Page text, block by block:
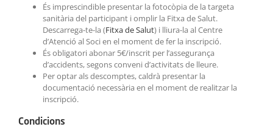
És imprescindible presentar la fotocòpia de la targeta
sanitària del participant i omplir la Fitxa de Salut.
Descarrega-te-la (Fitxa de Salut) i lliura-la al Centre
d’Atenció al Soci en el moment de fer la inscripció.
És obligatori abonar 5€/inscrit per l’assegurança
d’accidents, segons conveni d’activitats de lleure.
Per optar als descomptes, caldrà presentar la
documentació necessària en el moment de realitzar la
inscripció.
Condicions